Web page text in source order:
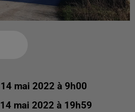
14 mai 2022 à 9h00
14 mai 2022 à 19h59